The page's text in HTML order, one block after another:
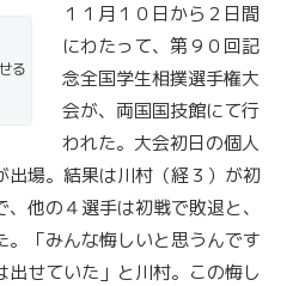
る
１１月１０日から２日間
にわたって、第９０回記
念全国学生相撲選手権大
会が、両国国技館にて行
われた。大会初日の個人
出場。結果は川村（経３）が初
他の４選手は初戦で敗退と、
「みんな悔しいと思うんです
せていた」と川村。この悔し